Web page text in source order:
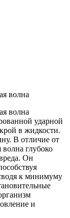
волна
волна
ударной
в жидкости.
В отличие от
глубоко
Он
к минимуму
и